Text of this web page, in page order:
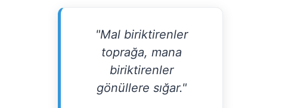
"Mal biriktirenler
toprağa, mana
biriktirenler
gönüllere sığar."